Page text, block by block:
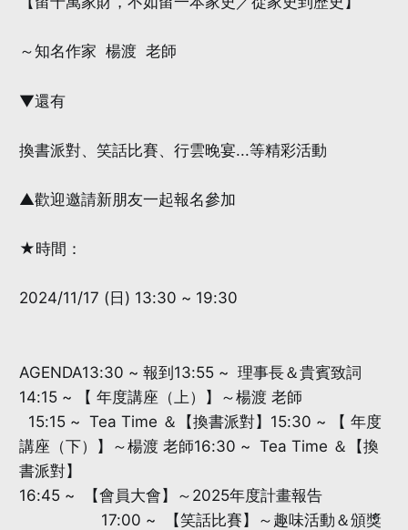
～知名作家 楊渡 老師
▼還有
換書派對、笑話比賽、行雲晚宴...等精彩活動
▲歡迎邀請新朋友一起報名參加
★時間：
2024/11/17 (日) 13:30 ~ 19:30
AGENDA13:30 ~ 報到13:55 ~ 理事長＆貴賓致詞
14:15 ~ 【 年度講座（上）】～楊渡 老師
15:15 ~ Tea Time ＆【換書派對】15:30 ~ 【 年度
講座（下）】～楊渡 老師16:30 ~ Tea Time ＆【換
書派對】
16:45 ~ 【會員大會】～2025年度計畫報告
17:00 ~ 【笑話比賽】～趣味活動＆頒獎